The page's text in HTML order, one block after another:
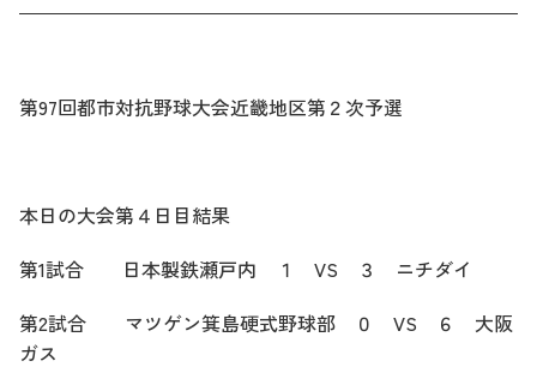
第97回都市対抗野球大会近畿地区第２次予選
本日の大会第４日目結果
第1試合 日本製鉄瀬戸内 １ VS ３ ニチダイ
第2試合 マツゲン箕島硬式野球部 ０ VS ６ 大阪
ガス